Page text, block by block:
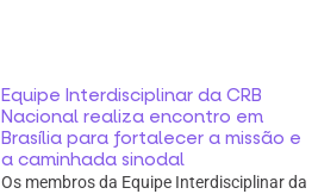
Equipe Interdisciplinar da CRB
Nacional realiza encontro em
Brasília para fortalecer a missão e
a caminhada sinodal
Os membros da Equipe Interdisciplinar da